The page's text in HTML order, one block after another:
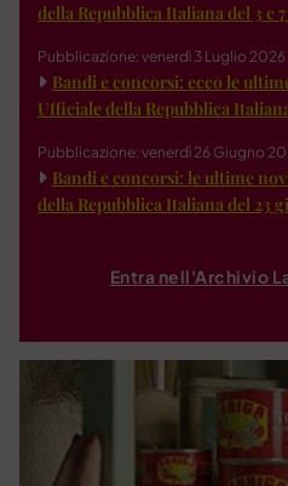
della Repubblica Italiana del 3 e
Pubblicazione: venerdì 3 Luglio 2026
Bandi e concorsi: ecco le
Ufficiale della Repubblica
Pubblicazione: venerdì 26 Giugno
Bandi e concorsi: le ultime
della Repubblica Italiana del 23
Entra nell'Archivio